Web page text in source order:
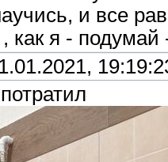
и все
, как я -